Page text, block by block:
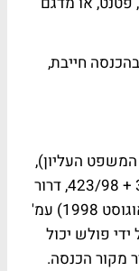
חייבת,
העליון),
בתיק הפלילי של חוטר ישי (ע"פ 365/98 + 423/98, דרור
חוטר ישי נ' מדינת ישראל, מיסים יב/4 (אוגוסט 1998) עמ'
ידי פולש יכול
מקור הכנסה.